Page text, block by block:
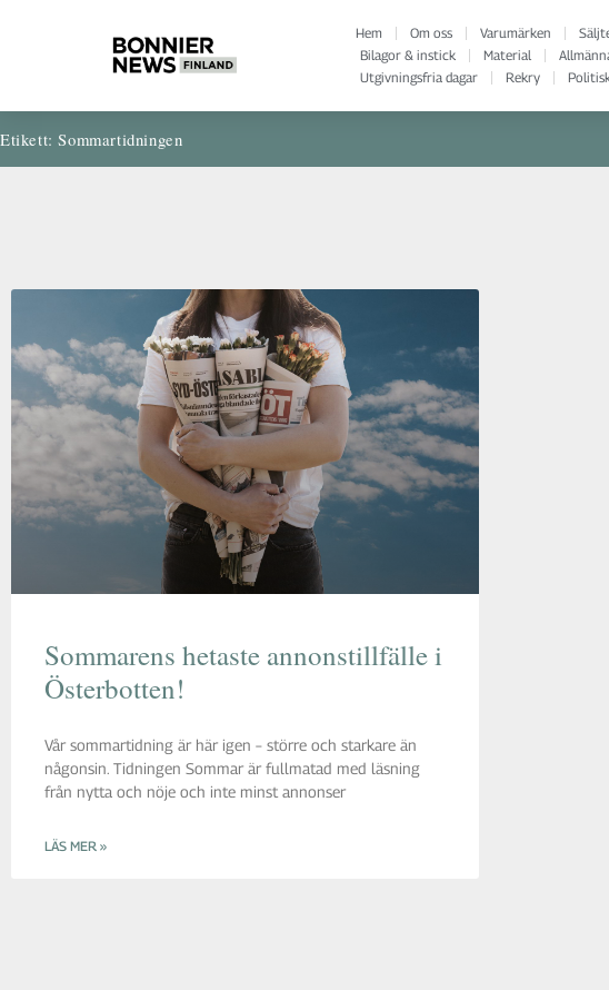
Hem Om oss Varumärken
Bilagor & instick
Material
Utgivningsfria dagar
Rekry
Etikett: Sommartidningen
Sommarens hetaste annonstillfälle i
Österbotten!
Vår sommartidning är här igen – större och starkare än
någonsin. Tidningen Sommar är fullmatad med läsning
från nytta och nöje och inte minst annonser
LÄS MER »